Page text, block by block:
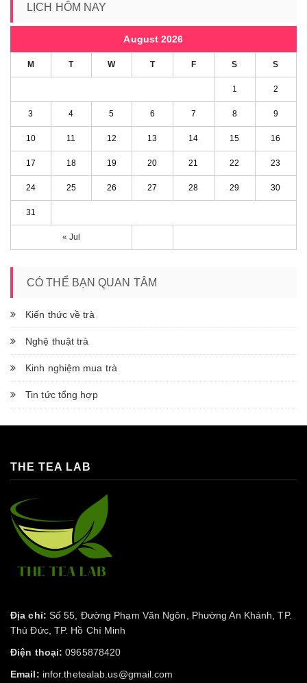
LỊCH HÔM NAY
August 2026
M T W T F S S
« Jul
1 2
3 4 5 6 7 8 9
10 11 12 13 14 15 16
17 18 19 20 21 22 23
24 25 26 27 28 29 30
31
CÓ THỂ BẠN QUAN TÂM
Kiến thức về trà
Nghệ thuật trà
Kinh nghiệm mua trà
Tin tức tổng hợp
THE TEA LAB
Địa chỉ: Số 55, Đường Phạm Văn Ngôn, Phường An Khánh, TP.
Thủ Đức, TP. Hồ Chí Minh
Điện thoại: 0965878420
Email: infor.thetealab.us@gmail.com